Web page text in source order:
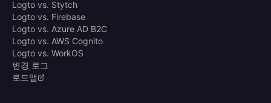
Logto vs. Stytch
Logto vs. Firebase
Logto vs. Azure AD B2C
Logto vs. AWS Cognito
Logto vs. WorkOS
변경 로그
로드맵